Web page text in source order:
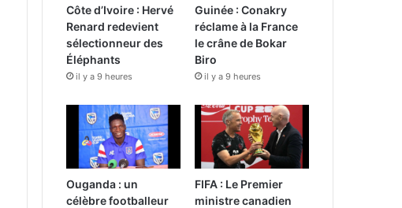
Côte d’Ivoire : Hervé
Renard redevient
sélectionneur des
Éléphants
il y a 9 heures
Guinée : Conakry
réclame à la France
le crâne de Bokar
Biro
il y a 9 heures
Ouganda : un
célèbre footballeur
FIFA : Le Premier
ministre canadien